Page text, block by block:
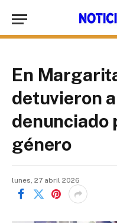
En
detuvieron
denunciado
género
lunes, 27 abril 2026